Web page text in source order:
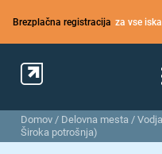
Brezplačna registracija za vse
Domov / Delovna mesta /
Široka potrošnja)